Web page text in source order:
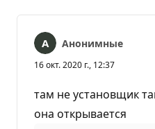
Анонимные
16 окт. 2020 г., 12:37
там не установщик
она открывается